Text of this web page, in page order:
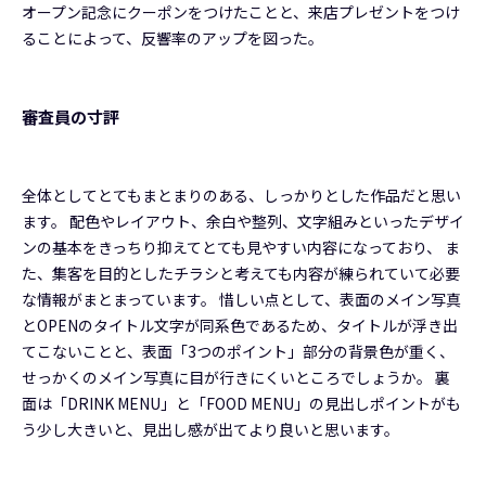
オープン記念にクーポンをつけたことと、来店プレゼントをつけ
ることによって、反響率のアップを図った。
審査員の寸評
全体としてとてもまとまりのある、しっかりとした作品だと思い
ます。 配色やレイアウト、余白や整列、文字組みといったデザイ
ンの基本をきっちり抑えてとても見やすい内容になっており、 ま
た、集客を目的としたチラシと考えても内容が練られていて必要
な情報がまとまっています。 惜しい点として、表面のメイン写真
とOPENのタイトル文字が同系色であるため、タイトルが浮き出
てこないことと、表面「3つのポイント」部分の背景色が重く、
せっかくのメイン写真に目が行きにくいところでしょうか。 裏
面は「DRINK MENU」と「FOOD MENU」の見出しポイントがも
う少し大きいと、見出し感が出てより良いと思います。